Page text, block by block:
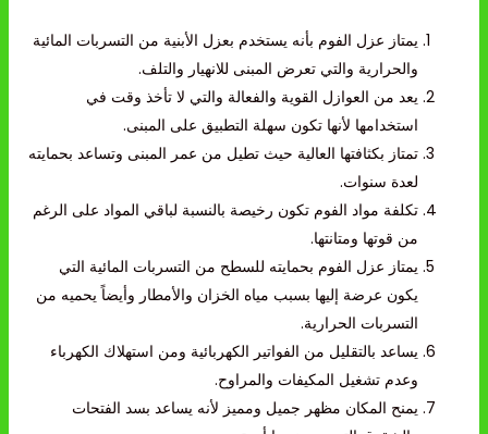
يمتاز عزل الفوم بأنه يستخدم بعزل الأبنية من التسربات المائية
والحرارية والتي تعرض المبنى للانهيار والتلف.
يعد من العوازل القوية والفعالة والتي لا تأخذ وقت في
استخدامها لأنها تكون سهلة التطبيق على المبنى.
تمتاز بكثافتها العالية حيث تطيل من عمر المبنى وتساعد بحمايته
لعدة سنوات.
تكلفة مواد الفوم تكون رخيصة بالنسبة لباقي المواد على الرغم
من قوتها ومتانتها.
يمتاز عزل الفوم بحمايته للسطح من التسربات المائية التي
يكون عرضة إليها بسبب مياه الخزان والأمطار وأيضاً يحميه من
التسربات الحرارية.
يساعد بالتقليل من الفواتير الكهربائية ومن استهلاك الكهرباء
وعدم تشغيل المكيفات والمراوح.
يمنح المكان مظهر جميل ومميز لأنه يساعد بسد الفتحات